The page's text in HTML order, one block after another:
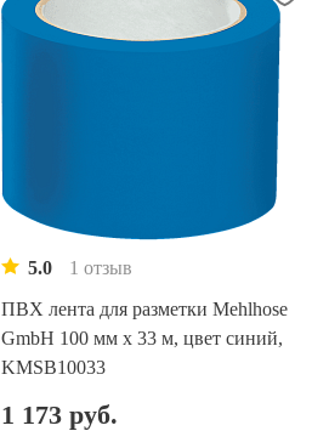
5.0
1 отзыв
ПВХ лента для разметки Mehlhose
GmbH 100 мм х 33 м, цвет синий,
KMSB10033
1 173 руб.